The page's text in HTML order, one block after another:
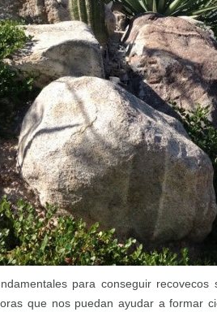
para conseguir recovecos
que nos puedan ayudar a formar